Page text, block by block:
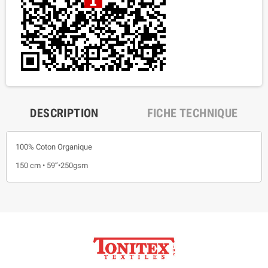
DESCRIPTION FICHE TECHNIQUE
100% Coton Organique
150 cm • 59”•250gsm